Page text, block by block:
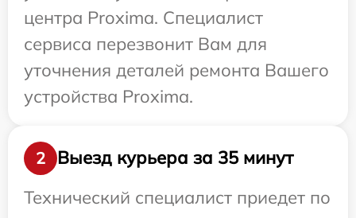
центра Proxima. Специалист
сервиса перезвонит Вам для
уточнения деталей ремонта Вашего
устройства Proxima.
2
Выезд курьера за 35 минут
Технический специалист приедет по